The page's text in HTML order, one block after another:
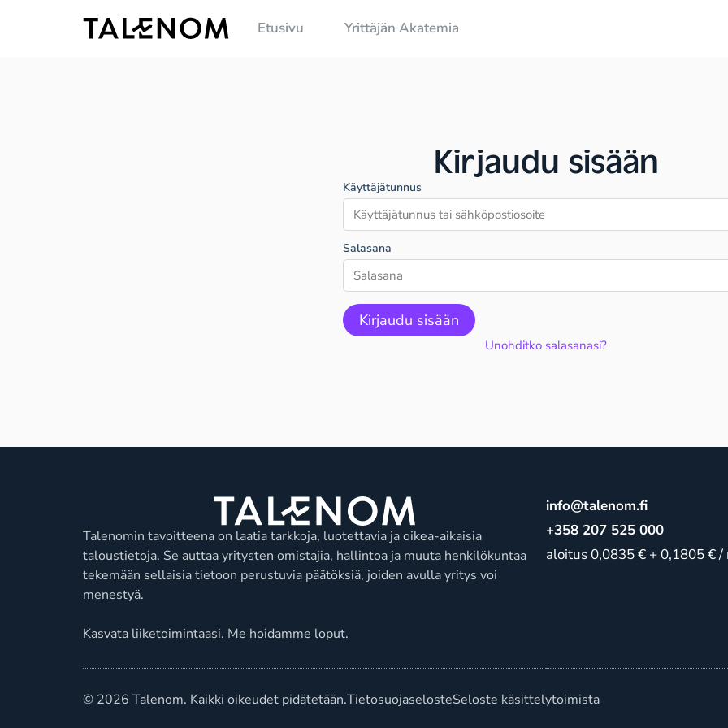
Etusivu Yrittäjän Akatemia
Kirjaudu sisään
Käyttäjätunnus
Salasana
Kirjaudu sisään
Unohditko salasanasi?
Talenomin tavoitteena on laatia tarkkoja, luotettavia ja oikea-aikaisia
taloustietoja. Se auttaa yritysten omistajia, hallintoa ja muuta henkilökuntaa
tekemään sellaisia tietoon perustuvia päätöksiä, joiden avulla yritys voi
menestyä.
Kasvata liiketoimintaasi. Me hoidamme loput.
info@talenom.fi
+358 207 525 000
aloitus 0,0835 € + 0,1805 € /
© 2026 Talenom. Kaikki oikeudet pidätetään.TietosuojaselosteSeloste käsittelytoimista